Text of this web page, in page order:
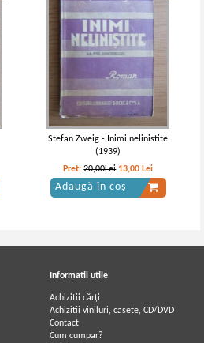
Stefan Zweig - Inimi nelinistite
(1939)
Pret:20,00Lei 13,00 Lei
Adaugă în coș
Informatii utile
Achizitii cărți
Achizitii viniluri, casete, CD/DVD
Contact
Cum cumpar?